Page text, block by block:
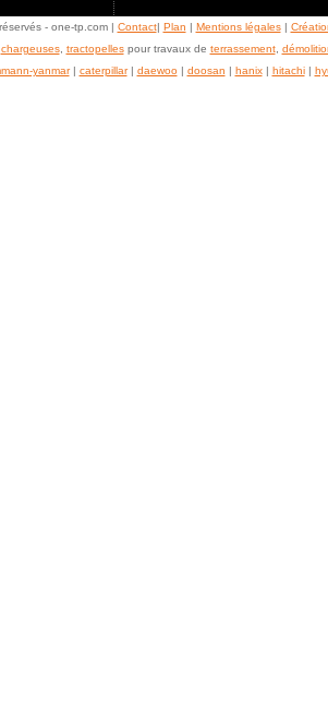
- one-tp.com | Contact| Plan | Mentions légales|
chargeuses, tractopellespour travaux de terrassement,
yanmar| caterpillar| daewoo| doosan | hanix| hitachi|